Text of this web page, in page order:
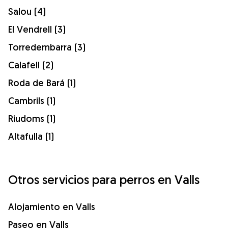
Salou (4)
El Vendrell (3)
Torredembarra (3)
Calafell (2)
Roda de Bará (1)
Cambrils (1)
Riudoms (1)
Altafulla (1)
Otros servicios para perros en Valls
Alojamiento en Valls
Paseo en Valls